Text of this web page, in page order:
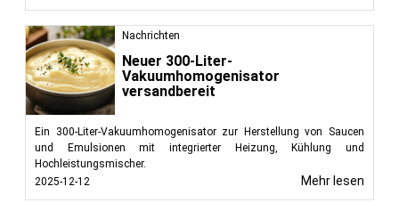
Nachrichten
Neuer 300-Liter-
Vakuumhomogenisator
versandbereit
Ein 300-Liter-Vakuumhomogenisator zur Herstellung von Saucen
und Emulsionen mit integrierter Heizung, Kühlung und
Hochleistungsmischer.
2025-12-12
Mehr lesen